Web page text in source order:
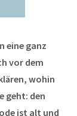
eine ganz
vor dem
wohin
geht: den
ist alt und